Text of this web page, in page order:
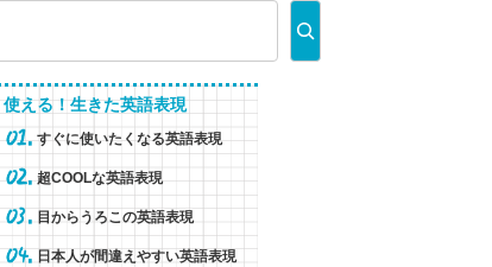
使える！生きた英語表現
すぐに使いたくなる英語表現
超COOLな英語表現
目からうろこの英語表現
日本人が間違えやすい英語表現